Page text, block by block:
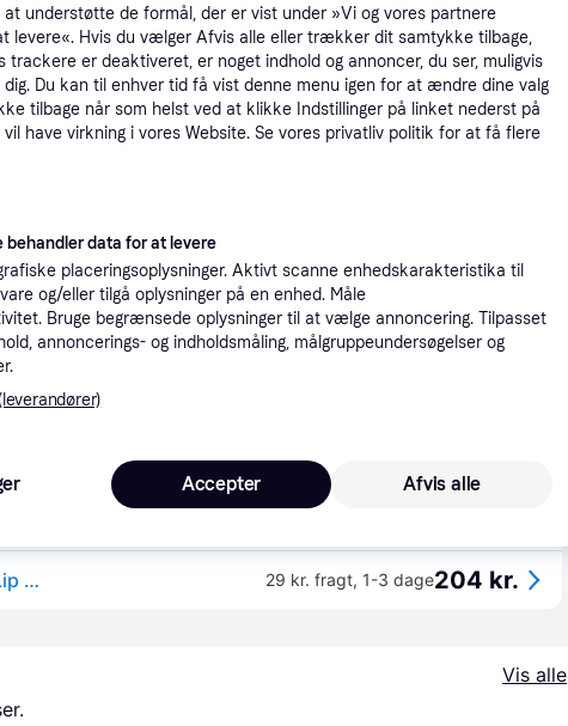
Promoveret
Rare Beauty Soft Pinch Farvet læbeolie med fugtgivende virkning Skygge Honesty 3 ml - 3 ml Laveste pris · 49 kr. fragt 5-7 dage
Eller 58 kr./md.
Rare Beauty - Soft Pinch - Tinted Lip Oil - Soft Pinch Tinted Lip Oil - Honesty - For Women 29 kr. fragt, 1-3 dage204 kr.
Vis alle
at understøtte de formål, der er vist under »Vi og vores partnere
levere«. Hvis du vælger Afvis alle eller trækker dit samtykke tilbage,
trackere er deaktiveret, er noget indhold og annoncer, du ser, muligvis
Du kan til enhver tid få vist denne menu igen for at ændre dine valg
tilbage når som helst ved at klikke Indstillinger på linket nederst på
vil have virkning i vores Website. Se vores privatliv politik for at få flere
behandler data for at levere
placeringsoplysninger. Aktivt scanne enhedskarakteristika til
og/eller tilgå oplysninger på en enhed. Måle
Bruge begrænsede oplysninger til at vælge annoncering. Tilpasset
annoncerings- og indholdsmåling, målgruppeundersøgelser og
Afvis alle
Accepter